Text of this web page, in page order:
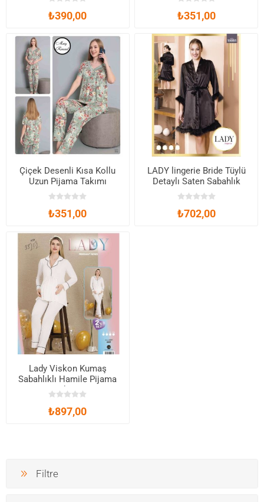
₺390,00 ₺351,00
Çiçek Desenli Kısa Kollu
Uzun Pijama Takımı
₺351,00
LADY lingerie Bride Tüylü
Detaylı Saten Sabahlık
₺702,00
Lady Viskon Kumaş
Sabahlıklı Hamile Pijama
Takımı
₺897,00
Filtre